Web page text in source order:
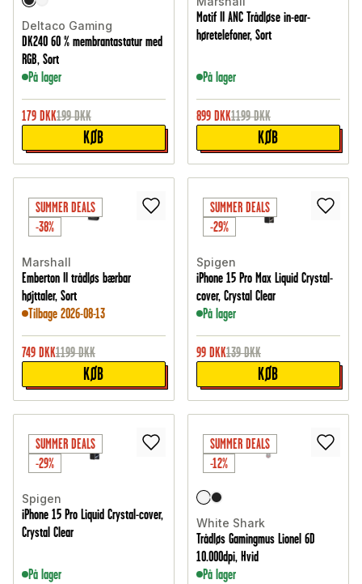
Deltaco Gaming
DK240 60 % membrantastatur med
RGB, Sort
På lager
179 DKK199 DKK
KØB
Motif II ANC Trådløse in-ear-
høretelefoner, Sort
På lager
899 DKK1199 DKK
KØB
SUMMER DEALS
-38%
Marshall
Emberton II trådløs bærbar
højttaler, Sort
Tilbage 2026-08-13
749 DKK1199 DKK
KØB
SUMMER DEALS
-29%
Spigen
iPhone 15 Pro Max Liquid Crystal-
cover, Crystal Clear
På lager
99 DKK139 DKK
KØB
SUMMER DEALS
-29%
Spigen
iPhone 15 Pro Liquid Crystal-cover,
Crystal Clear
På lager
SUMMER DEALS
-12%
White Shark
Trådløs Gamingmus Lionel 6D
10.000dpi, Hvid
På lager